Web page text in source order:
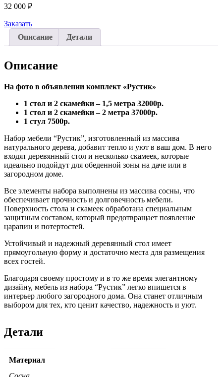
32 000 ₽
Заказать
Описание
Детали
Описание
На фото в объявлении комплект «Рустик»
1 стол и 2 скамейки – 1,5 метра 32000р.
1 стол и 2 скамейки – 2 метра 37000р.
1 стул 7500р.
Набор мебели “Рустик”, изготовленный из массива
натурального дерева, добавит тепло и уют в ваш дом. В него
входят деревянный стол и несколько скамеек, которые
идеально подойдут для обеденной зоны на даче или в
загородном доме.
Все элементы набора выполнены из массива сосны, что
обеспечивает прочность и долговечность мебели.
Поверхность стола и скамеек обработана специальным
защитным составом, который предотвращает появление
царапин и потертостей.
Устойчивый и надежный деревянный стол имеет
прямоугольную форму и достаточно места для размещения
всех гостей.
Благодаря своему простому и в то же время элегантному
дизайну, мебель из набора “Рустик” легко впишется в
интерьер любого загородного дома. Она станет отличным
выбором для тех, кто ценит качество, надежность и уют.
Детали
Материал